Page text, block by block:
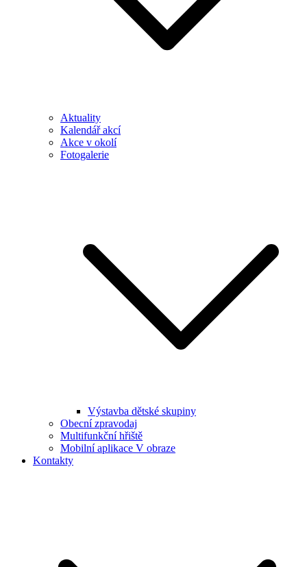
Aktuality
Kalendář akcí
Akce v okolí
Fotogalerie
Výstavba dětské skupiny
Obecní zpravodaj
Multifunkční hřiště
Mobilní aplikace V obraze
Kontakty